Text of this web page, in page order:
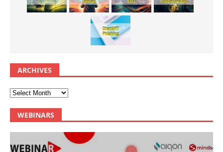
ARCHIVES
WEBINARS